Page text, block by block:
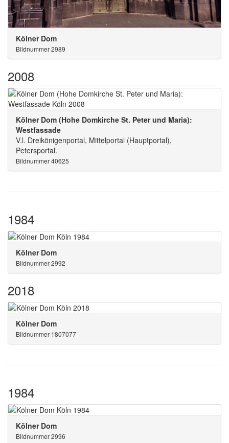
Kölner Dom
Bildnummer 2989
2008
Kölner Dom (Hohe Domkirche St. Peter und Maria):
Westfassade
V.l. Dreikönigenportal, Mittelportal (Hauptportal),
Petersportal.
Bildnummer 40625
1984
Kölner Dom
Bildnummer 2992
2018
Kölner Dom
Bildnummer 1807077
1984
Kölner Dom
Bildnummer 2996